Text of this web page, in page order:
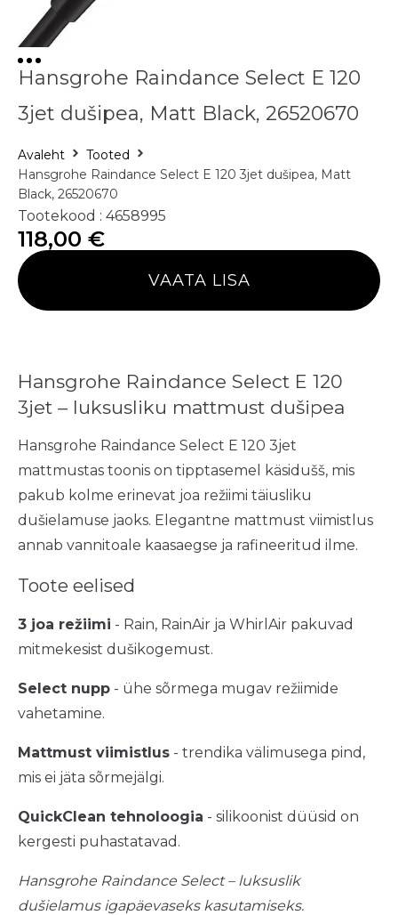
Hansgrohe Raindance Select E 120
3jet dušipea, Matt Black, 26520670
Avaleht
Tooted
Hansgrohe Raindance Select E 120 3jet dušipea, Matt
Black, 26520670
Tootekood : 4658995
118,00 €
VAATA LISA
Hansgrohe Raindance Select E 120
3jet – luksusliku mattmust dušipea
Hansgrohe Raindance Select E 120 3jet
mattmustas toonis on tipptasemel käsidušš, mis
pakub kolme erinevat joa režiimi täiusliku
dušielamuse jaoks. Elegantne mattmust viimistlus
annab vannitoale kaasaegse ja rafineeritud ilme.
Toote eelised
3 joa režiimi - Rain, RainAir ja WhirlAir pakuvad
mitmekesist dušikogemust.
Select nupp - ühe sõrmega mugav režiimide
vahetamine.
Mattmust viimistlus - trendika välimusega pind,
mis ei jäta sõrmejälgi.
QuickClean tehnoloogia - silikoonist düüsid on
kergesti puhastatavad.
Hansgrohe Raindance Select – luksuslik
dušielamus igapäevaseks kasutamiseks.